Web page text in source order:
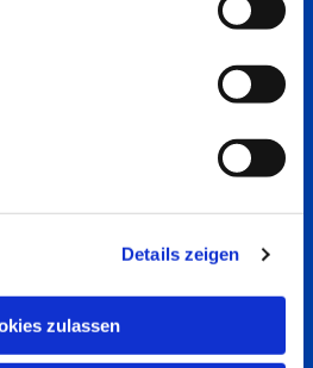
Details zeigen
zulassen